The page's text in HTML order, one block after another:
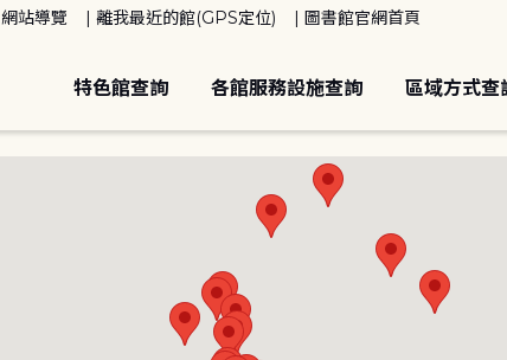
網站導覽 離我最近的館(GPS定位) 圖書館官網首頁
特色館查詢 各館服務設施查詢 區域方式查